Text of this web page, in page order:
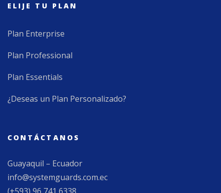
ELIJE TU PLAN
Plan Enterprise
Plan Professional
Plan Essentials
¿Deseas un Plan Personalizado?
CONTÁCTANOS
Guayaquil – Ecuador
info@systemguards.com.ec